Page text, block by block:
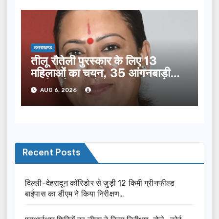
उत्तराखण्ड
तीलू रौतेली पुरस्कार के लिए 13
महिलाओं का चयन, 35 आंगनबाड़ी
कार्यकर्तियां भी होंगी सम्मानित…
AUG 6, 2026
Recent Posts
दिल्ली-देहरादून कॉरिडोर से जुड़ी 12 किमी ग्रीनफील्ड
बाईपास का डीएम ने किया निरीक्षण…